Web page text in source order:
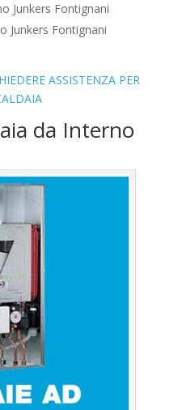
Junkers Fontignani
Junkers Fontignani
ASSISTENZA PER
da Interno